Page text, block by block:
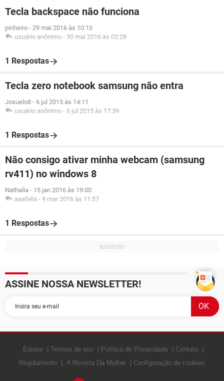
Tecla backspace não funciona
pinheiro - 29 mai 2016 às 10:10
usuário anônimo - 30 mai 2016 às 02:28
1 Respostas
Tecla zero notebook samsung não entra
Josuelo8 - 6 jul 2015 às 14:11
usuário anônimo - 6 jul 2015 às 17:39
1 Respostas
Não consigo ativar minha webcam (samsung
rv411) no windows 8
Nathalia - 15 jan 2016 às 19:00
aaafelix - 9 mar 2016 às 11:57
1 Respostas
ASSINE NOSSA NEWSLETTER!
Equipe Termos de uso Política de Privacidade
Contato
Regulamento
A Revista Da Mulher Configuração de cookies